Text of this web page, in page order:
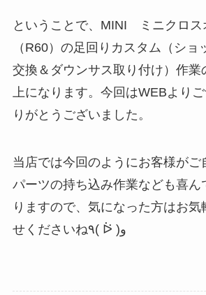
ということで、MINI ミニクロス
（R60）の足回りカスタム（ショ
交換＆ダウンサス取り付け）作業
上になります。今回はWEBより
りがとうございました。
当店では今回のようにお客様がご
パーツの持ち込み作業なども喜ん
りますので、気になった方はお気
せくださいね٩( ᐖ )و